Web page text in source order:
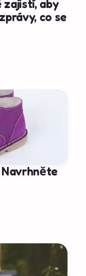
zajistí, aby
co se
Navrhněte